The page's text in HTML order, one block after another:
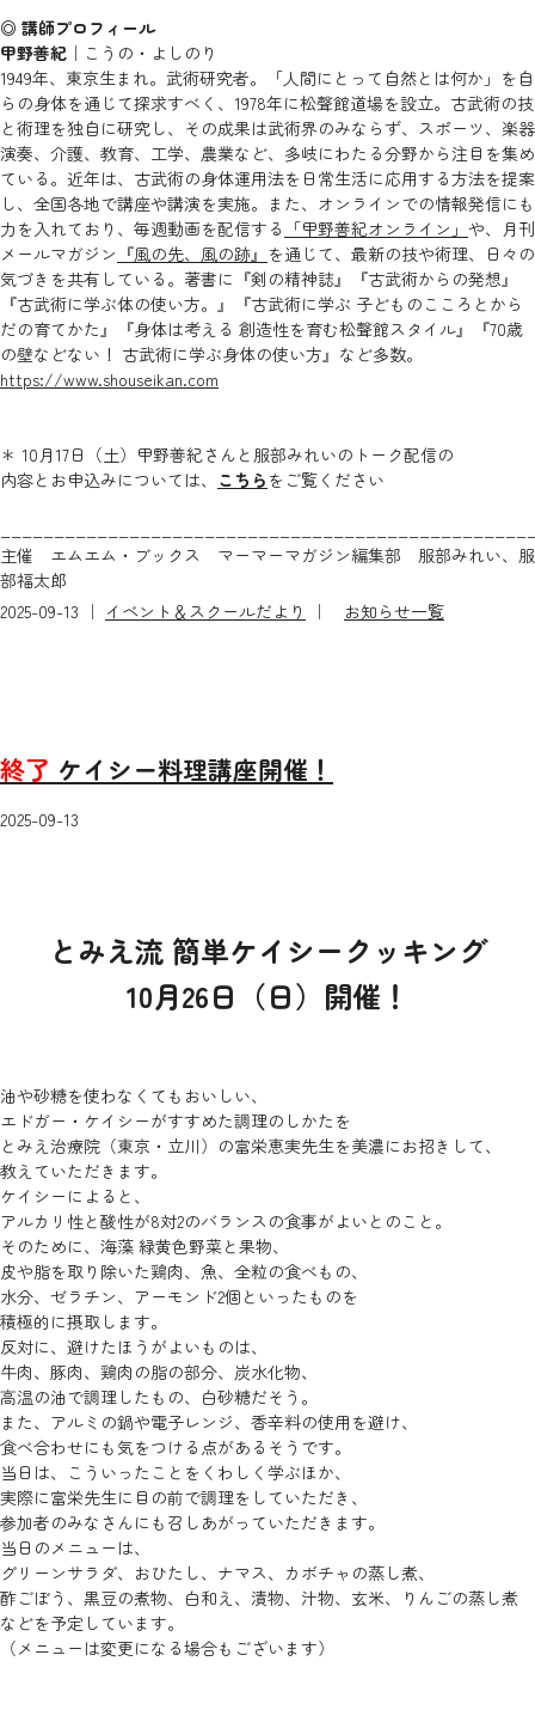
◎ 講師プロフィール
甲野善紀 ｜こうの・よしのり
1949年、東京生まれ。武術研究者。「人間にとって自然とは何か」を自
らの身体を通じて探求すべく、1978年に松聲館道場を設立。古武術の技
と術理を独自に研究し、その成果は武術界のみならず、スポーツ、楽器
演奏、介護、教育、工学、農業など、多岐にわたる分野から注目を集め
ている。近年は、古武術の身体運用法を日常生活に応用する方法を提案
し、全国各地で講座や講演を実施。また、オンラインでの情報発信にも
力を入れており、毎週動画を配信する 「甲野善紀オンライン」 や、月刊
メールマガジン 『風の先、風の跡』 を通じて、最新の技や術理、日々の
気づきを共有している。著書に『剣の精神誌』『古武術からの発想』
『古武術に学ぶ体の使い方。』『古武術に学ぶ 子どものこころとから
だの育てかた』『身体は考える 創造性を育む松聲館スタイル』『70歳
の壁などない！ 古武術に学ぶ身体の使い方』など多数。
https://www.shouseikan.com
＊ 10月17日（土）甲野善紀さんと服部みれいのトーク配信の
内容とお申込みについては、 こちら をご覧ください
主催 エムエム・ブックス マーマーマガジン編集部 服部みれい、服
部福太郎
2025-09-13 ｜ イベント＆スクールだより ｜ お知らせ一覧
終了 ケイシー料理講座開催！
2025-09-13
とみえ流 簡単ケイシークッキング
10月26日（日）開催！
油や砂糖を使わなくてもおいしい、
エドガー・ケイシーがすすめた調理のしかたを
とみえ治療院（東京・立川）の富栄恵実先生を美濃にお招きして、
教えていただきます。
ケイシーによると、
アルカリ性と酸性が8対2のバランスの食事がよいとのこと。
そのために、海藻 緑黄色野菜と果物、
皮や脂を取り除いた鶏肉、魚、全粒の食べもの、
水分、ゼラチン、アーモンド2個といったものを
積極的に摂取します。
反対に、避けたほうがよいものは、
牛肉、豚肉、鶏肉の脂の部分、炭水化物、
高温の油で調理したもの、白砂糖だそう。
また、アルミの鍋や電子レンジ、香辛料の使用を避け、
食べ合わせにも気をつける点があるそうです。
当日は、こういったことをくわしく学ぶほか、
実際に富栄先生に目の前で調理をしていただき、
参加者のみなさんにも召しあがっていただきます。
当日のメニューは、
グリーンサラダ、おひたし、ナマス、カボチャの蒸し煮、
酢ごぼう、黒豆の煮物、白和え、漬物、汁物、玄米、りんごの蒸し煮
などを予定しています。
（メニューは変更になる場合もございます）